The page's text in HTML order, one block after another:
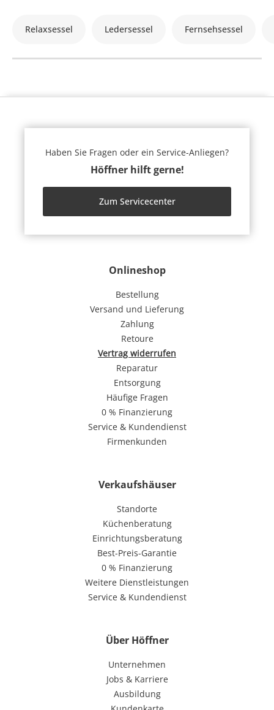
Relaxsessel Ledersessel Fernsehsessel
Onlineshop
Bestellung
Versand und Lieferung
Zahlung
Retoure
Vertrag widerrufen
Reparatur
Entsorgung
Häufige Fragen
0 % Finanzierung
Service & Kundendienst
Firmenkunden
Verkaufshäuser
Standorte
Küchenberatung
Einrichtungsberatung
Best-Preis-Garantie
0 % Finanzierung
Weitere Dienstleistungen
Service & Kundendienst
Über Höffner
Unternehmen
Jobs & Karriere
Ausbildung
Haben Sie Fragen oder ein Service-Anliegen?
Höffner hilft gerne!
Zum Servicecenter